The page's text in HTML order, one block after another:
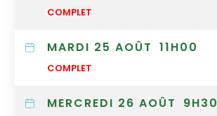
COMPLET
MARDI 25 AOÛT 11H00
COMPLET
MERCREDI 26 AOÛT 9H30